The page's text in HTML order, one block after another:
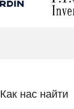
Как нас найти